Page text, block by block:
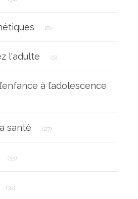
(8)
l'adulte (6)
à l’adolescence
santé (27)
(33)
(34)